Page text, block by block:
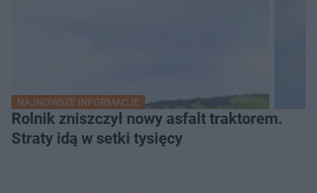
NAJNOWSZE INFORMACJE
Rolnik zniszczył nowy asfalt traktorem.
Straty idą w setki tysięcy